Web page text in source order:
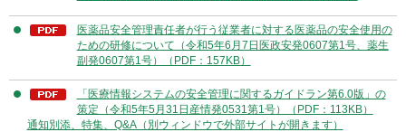
医薬品安全管理責任者が行う従業者に対する医薬品の安全使用の
ための研修について（令和5年6月7日医政安発0607第1号、薬生
副発0607第1号）（PDF：157KB）
「医療情報システムの安全管理に関するガイドラン第6.0版」の
策定（令和5年5月31日産情発0531第1号）（PDF：113KB）
通知別添、特集、Q&A（別ウィンドウで外部サイトが開きます）